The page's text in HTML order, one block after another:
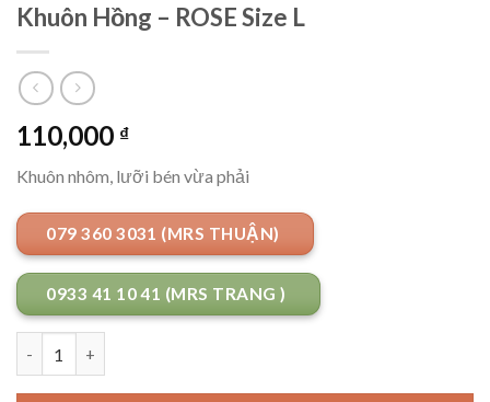
Khuôn Hồng – ROSE Size L
110,000 ₫
Khuôn nhôm, lưỡi bén vừa phải
079 360 3031 (MRS THUẬN)
0933 41 10 41 (MRS TRANG )